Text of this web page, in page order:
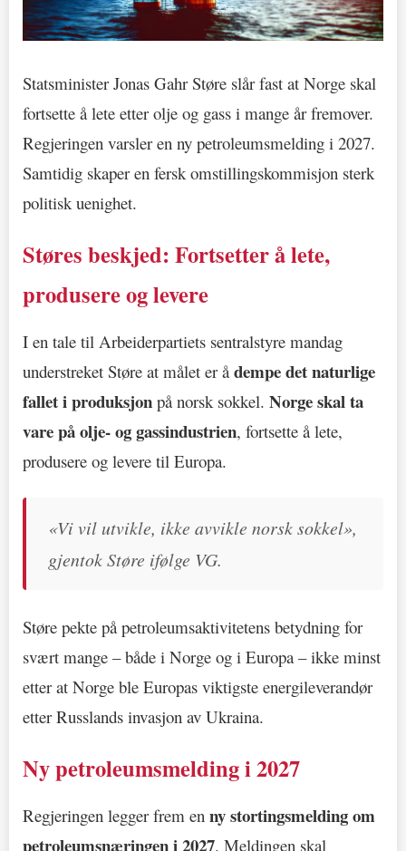
Statsminister Jonas Gahr Støre slår fast at Norge skal
fortsette å lete etter olje og gass i mange år fremover.
Regjeringen varsler en ny petroleumsmelding i 2027.
Samtidig skaper en fersk omstillingskommisjon sterk
politisk uenighet.
Støres beskjed: Fortsetter å lete,
produsere og levere
I en tale til Arbeiderpartiets sentralstyre mandag
understreket Støre at målet er ådempe det naturlige
fallet i produksjon på norsk sokkel. Norge skal ta
vare på olje- og gassindustrien, fortsette å lete,
produsere og levere til Europa.
«Vi vil utvikle, ikke avvikle norsk sokkel»,
gjentok Støre ifølge VG.
Støre pekte på petroleumsaktivitetens betydning for
svært mange – både i Norge og i Europa – ikke minst
etter at Norge ble Europas viktigste energileverandør
etter Russlands invasjon av Ukraina.
Ny petroleumsmelding i 2027
Regjeringen legger frem en ny stortingsmelding om
petroleumsnæringen i 2027. Meldingen skal